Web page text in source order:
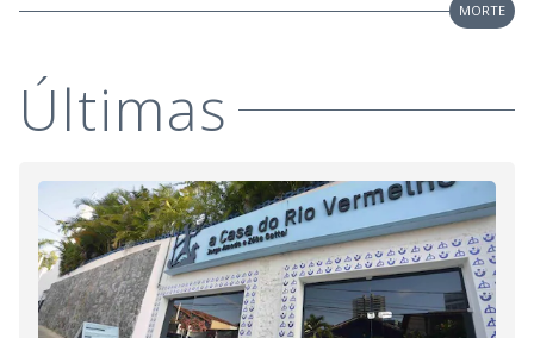
MORTE
Últimas